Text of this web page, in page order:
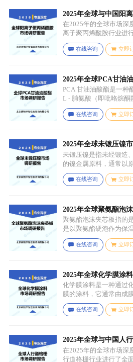
等，有时也会搭配其他
根等）以丰富营养等绿
2025年全球与中国阳
研报告：行业趋势与
在2025年的全球市场深
离子聚丙烯酰胺行业进
细分与应用场景。通过
深入分析，我们揭示了
在线咨询 立即
2025年全球PCA甘油
PCA 甘油油酸酯是一种
L - 脯氨酸（即吡咯烷酮
过化学反应生成，化学
羟基 - 3-(油酰氧基) 丙酯
先进行皂化反应得到脂
一系列反应，将甘油与
从而得到 PCA 甘油油酸
在线咨询 立即
2025年全球未锻压镍
未锻压镍是指未经锻造
的镍金属原料，通常以
在，一般为块状、锭状
形态，表面可能保留铸
力学性能，质地较脆且
在线咨询 立即
2025年全球聚氨酯泡
聚氨酯泡沫夹芯板指的
是以聚氨酯硬泡作为保
非金属面复合板材。
在线咨询 立即
2025年全球化学膜涂
化学膜涂料是一种通过
膜的涂料，它通常由成
组成。成膜物质是涂料
化学反应（如聚合反应
可改善涂料的性能，如
性等。
在线咨询 立即
2025年全球与中国人
告：行业趋势与投资
在2025年的全球市场深
行道格栅行业进行了全